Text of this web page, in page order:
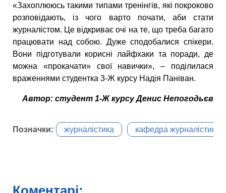
«Захоплююсь такими типами тренінгів, які покроково
розповідають, із чого варто почати, аби стати
журналістом. Це відкриває очі на те, що треба багато
працювати над собою. Дуже сподобалися спікери.
Вони підготували корисні лайфхаки та поради, де
можна «прокачати» свої навички», – поділилася
враженнями студентка 3-Ж курсу Надія Паніван.
Автор: студент 1-Ж курсу Денис Непогодьєв
Позначки: журналістика кафедра журналістики